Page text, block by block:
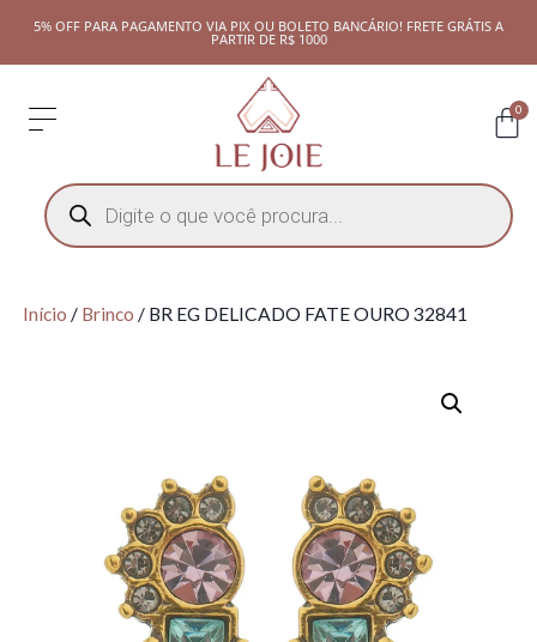
5% OFF PARA PAGAMENTO VIA PIX OU BOLETO BANCÁRIO! FRETE GRÁTIS A
PARTIR DE R$ 1000
0
Início / Brinco / BR EG DELICADO FATE OURO 32841